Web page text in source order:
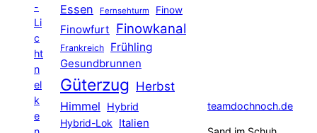
-
Li
c
ht
n
el
k
e
Essen Fernsehturm Finow
Finowfurt Finowkanal
Frankreich Frühling
Gesundbrunnen
Güterzug Herbst
Himmel
Hybrid
Hybrid-Lok Italien
teamdochnoch.de